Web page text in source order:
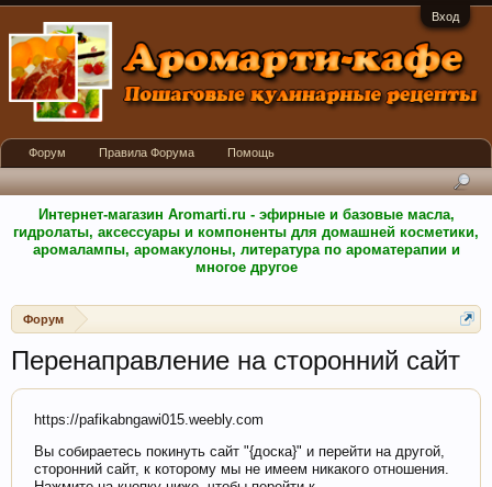
Вход
Интернет-магазин Aromarti.ru - эфирные и базовые масла,
гидролаты, аксессуары и компоненты для домашней косметики,
аромалампы, аромакулоны, литература по ароматерапии и
многое другое
Форум
Перенаправление на сторонний сайт
https://pafikabngawi015.weebly.com
Вы собираетесь покинуть сайт "{доска}" и перейти на другой,
сторонний сайт, к которому мы не имеем никакого отношения.
Форум Правила Форума Помощь